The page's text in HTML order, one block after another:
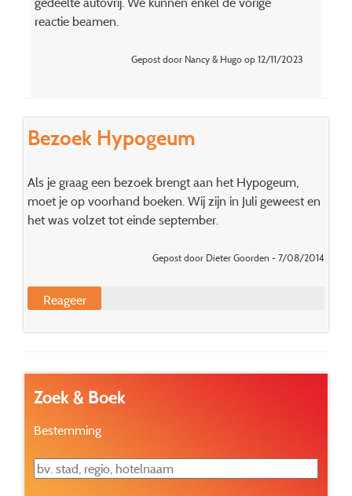
reactie beamen.
Gepost door Nancy & Hugo op 12/11/2023
Bezoek Hypogeum
Als je graag een bezoek brengt aan het Hypogeum,
moet je op voorhand boeken. Wij zijn in Juli geweest en
het was volzet tot einde september.
Gepost door Dieter Goorden - 7/08/2014
Reageer
Zoek & Boek
Bestemming